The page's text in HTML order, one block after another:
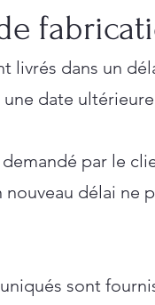
livrés dans un
date
par le
délai ne
sont